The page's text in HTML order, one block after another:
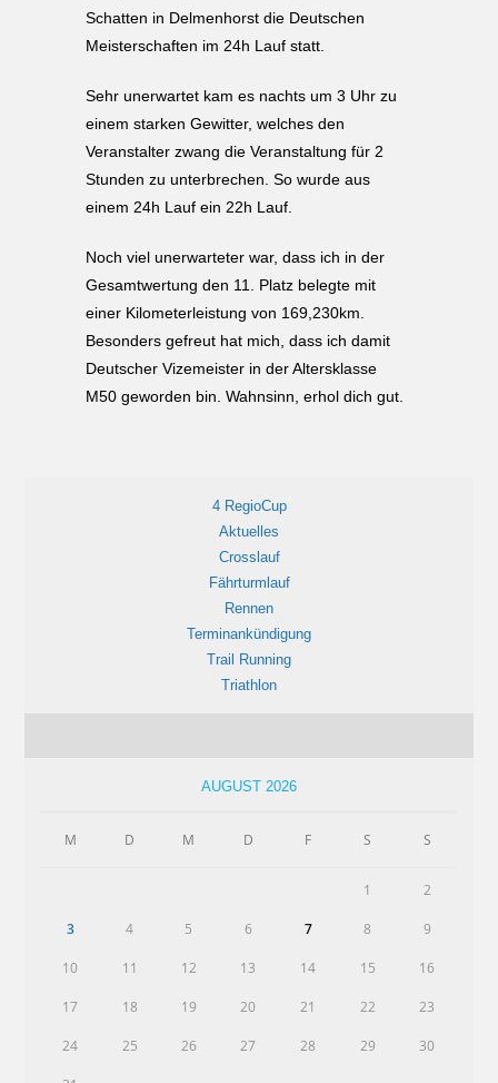
Schatten in Delmenhorst die Deutschen
Meisterschaften im 24h Lauf statt.
Sehr unerwartet kam es nachts um 3 Uhr zu
einem starken Gewitter, welches den
Veranstalter zwang die Veranstaltung für 2
Stunden zu unterbrechen. So wurde aus
einem 24h Lauf ein 22h Lauf.
Noch viel unerwarteter war, dass ich in der
Gesamtwertung den 11. Platz belegte mit
einer Kilometerleistung von 169,230km.
Besonders gefreut hat mich, dass ich damit
Deutscher Vizemeister in der Altersklasse
M50 geworden bin. Wahnsinn, erhol dich gut.
4 RegioCup
Aktuelles
Crosslauf
Fährturmlauf
Rennen
Terminankündigung
Trail Running
Triathlon
AUGUST 2026
M D M D F S S
1 2
3 4 5 6 7 8 9
10 11 12 13 14 15 16
17 18 19 20 21 22 23
24 25 26 27 28 29 30